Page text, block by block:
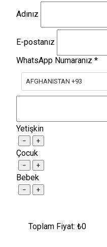
Adınız
E-postanız
WhatsApp Numaranız *
AFGHANISTAN +93
Yetişkin
− +
Çocuk
− +
Bebek
− +
Toplam Fiyat: ₺0